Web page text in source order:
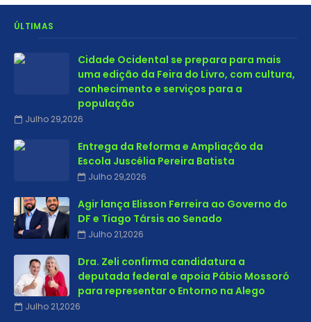
ÚLTIMAS
Cidade Ocidental se prepara para mais
uma edição da Feira do Livro, com cultura,
conhecimento e serviços para a
população
Julho 29,2026
Entrega da Reforma e Ampliação da
Escola Juscélia Pereira Batista
Julho 29,2026
Agir lança Elisson Ferreira ao Governo do
DF e Tiago Társis ao Senado
Julho 21,2026
Dra. Zeli confirma candidatura a
deputada federal e apoia Pábio Mossoró
para representar o Entorno na Alego
Julho 21,2026